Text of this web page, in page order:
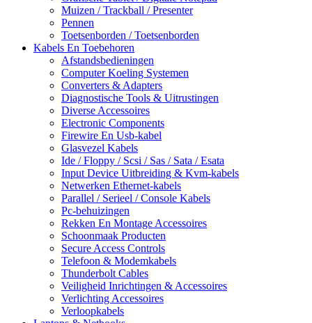
Muizen / Trackball / Presenter
Pennen
Toetsenborden / Toetsenborden
Kabels En Toebehoren
Afstandsbedieningen
Computer Koeling Systemen
Converters & Adapters
Diagnostische Tools & Uitrustingen
Diverse Accessoires
Electronic Components
Firewire En Usb-kabel
Glasvezel Kabels
Ide / Floppy / Scsi / Sas / Sata / Esata
Input Device Uitbreiding & Kvm-kabels
Netwerken Ethernet-kabels
Parallel / Serieel / Console Kabels
Pc-behuizingen
Rekken En Montage Accessoires
Schoonmaak Producten
Secure Access Controls
Telefoon & Modemkabels
Thunderbolt Cables
Veiligheid Inrichtingen & Accessoires
Verlichting Accessoires
Verloopkabels